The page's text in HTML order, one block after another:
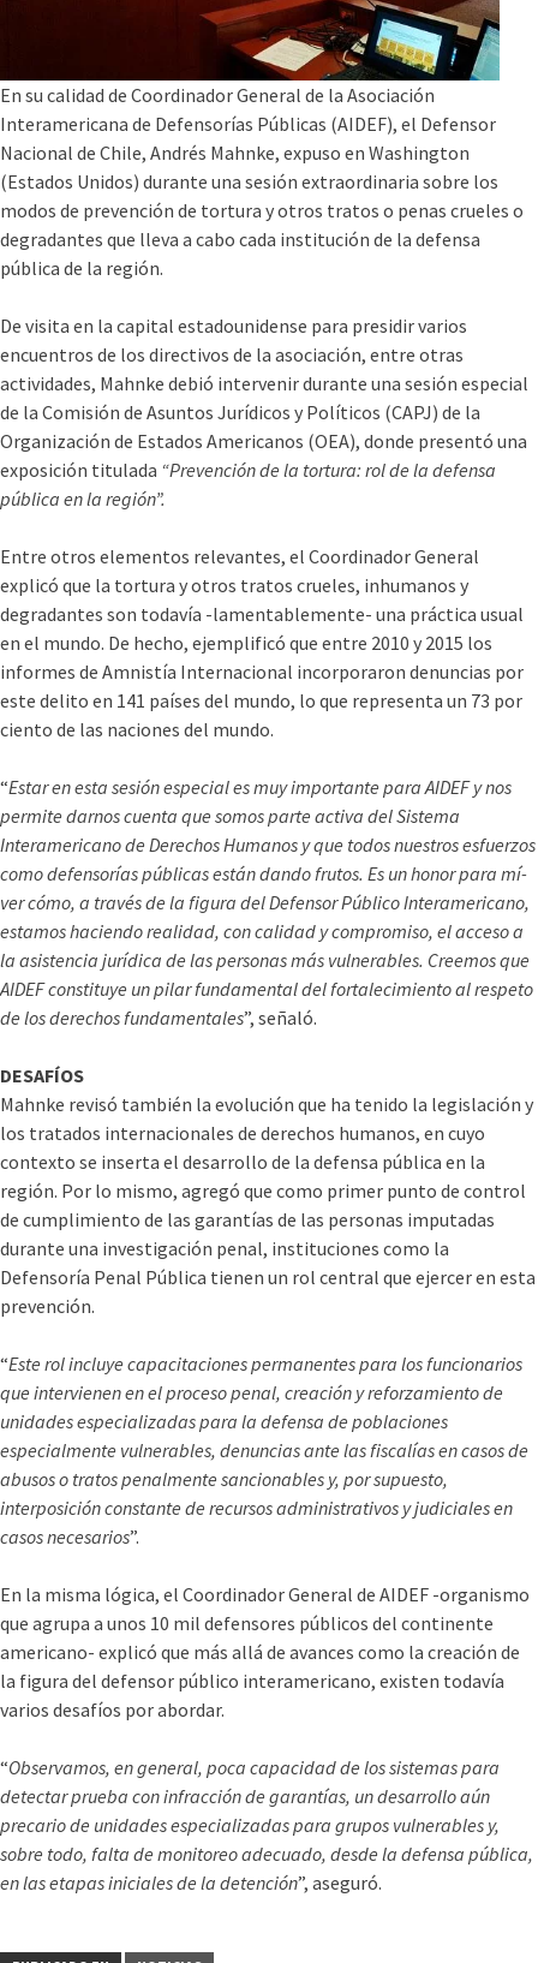
En su calidad de Coordinador General de la Asociación
Interamericana de Defensorí­as Públicas (AIDEF), el Defensor
Nacional de Chile, Andrés Mahnke, expuso en Washington
(Estados Unidos) durante una sesión extraordinaria sobre los
modos de prevención de tortura y otros tratos o penas crueles o
degradantes que lleva a cabo cada institución de la defensa
pública de la región.
De visita en la capital estadounidense para presidir varios
encuentros de los directivos de la asociación, entre otras
actividades, Mahnke debió intervenir durante una sesión especial
de la Comisión de Asuntos Jurí­dicos y Polí­ticos (CAPJ) de la
Organización de Estados Americanos (OEA), donde presentó una
exposición titulada “Prevención de la tortura: rol de la defensa
pública en la región”.
Entre otros elementos relevantes, el Coordinador General
explicó que la tortura y otros tratos crueles, inhumanos y
degradantes son todaví­a -lamentablemente- una práctica usual
en el mundo. De hecho, ejemplificó que entre 2010 y 2015 los
informes de Amnistí­a Internacional incorporaron denuncias por
este delito en 141 paí­ses del mundo, lo que representa un 73 por
ciento de las naciones del mundo.
“Estar en esta sesión especial es muy importante para AIDEF y nos
permite darnos cuenta que somos parte activa del Sistema
Interamericano de Derechos Humanos y que todos nuestros esfuerzos
como defensorí­as públicas están dando frutos. Es un honor para mí­
ver cómo, a través de la figura del Defensor Público Interamericano,
estamos haciendo realidad, con calidad y compromiso, el acceso a
la asistencia jurí­dica de las personas más vulnerables. Creemos que
AIDEF constituye un pilar fundamental del fortalecimiento al respeto
de los derechos fundamentales”, señaló.
DESAFÍOS
Mahnke revisó también la evolución que ha tenido la legislación y
los tratados internacionales de derechos humanos, en cuyo
contexto se inserta el desarrollo de la defensa pública en la
región. Por lo mismo, agregó que como primer punto de control
de cumplimiento de las garantí­as de las personas imputadas
durante una investigación penal, instituciones como la
Defensorí­a Penal Pública tienen un rol central que ejercer en esta
prevención.
“Este rol incluye capacitaciones permanentes para los funcionarios
que intervienen en el proceso penal, creación y reforzamiento de
unidades especializadas para la defensa de poblaciones
especialmente vulnerables, denuncias ante las fiscalí­as en casos de
abusos o tratos penalmente sancionables y, por supuesto,
interposición constante de recursos administrativos y judiciales en
casos necesarios”.
En la misma lógica, el Coordinador General de AIDEF -organismo
que agrupa a unos 10 mil defensores públicos del continente
americano- explicó que más allá de avances como la creación de
la figura del defensor público interamericano, existen todaví­a
varios desafí­os por abordar.
“Observamos, en general, poca capacidad de los sistemas para
detectar prueba con infracción de garantí­as, un desarrollo aún
precario de unidades especializadas para grupos vulnerables y,
sobre todo, falta de monitoreo adecuado, desde la defensa pública,
en las etapas iniciales de la detención”, aseguró.